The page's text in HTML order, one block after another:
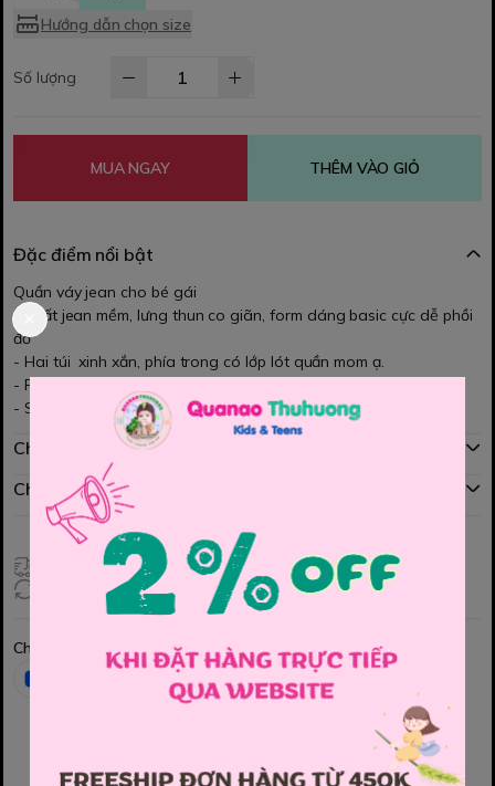
Hướng dẫn chọn size
Số lượng
MUA NGAY THÊM VÀO GIỎ
Đặc điểm nổi bật
Quần váy jean cho bé gái
- Chất jean mềm, lưng thun co giãn, form dáng basic cực dễ phồi
đồ
- Hai túi xinh xắn, phía trong có lớp lót quần mom ạ.
- Phối cùng áo thun áo kiểu đều xinh lắm ạ.
- Size 130, 140, 150, 160, 170
Chính sách mua hàng
Chính sách đổi hàng
Giao hàng toàn quốc
Đổi hàng 3 ngày (HCM), 7 ngày (Tỉnh)
Chia sẻ